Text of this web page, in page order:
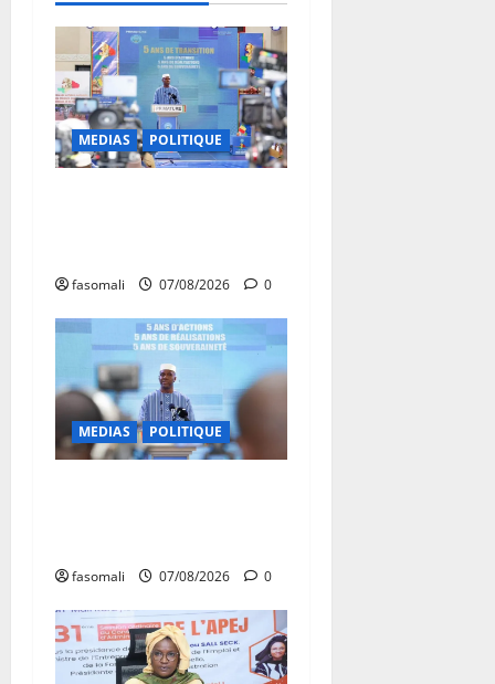
MEDIAS POLITIQUE
fasomali 07/08/2026 0
MEDIAS POLITIQUE
fasomali 07/08/2026 0